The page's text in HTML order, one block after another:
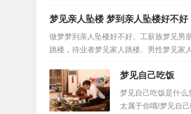
大全。从周公解梦
梦见亲人坠楼 梦到亲人坠楼好不好
做梦梦到亲人坠楼好不好。工薪族梦见男
跳楼，待业者梦见家人跳楼。男性梦见家
女孩跳楼自杀，找工作的人梦见女孩…
梦见自己吃饭
梦见自己吃饭是什么
太属于你哦!梦见自